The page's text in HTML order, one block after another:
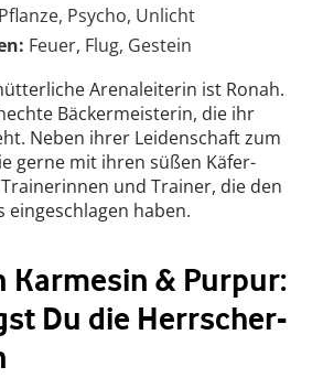
Pflanze, Psycho, Unlicht
Feuer, Flug, Gestein
Arenaleiterin ist Ronah.
Bäckermeisterin, die ihr
Neben ihrer Leidenschaft zum
gerne mit ihren süßen Käfer-
und Trainer, die den
eingeschlagen haben.
Karmesin & Purpur:
Du die Herrscher-